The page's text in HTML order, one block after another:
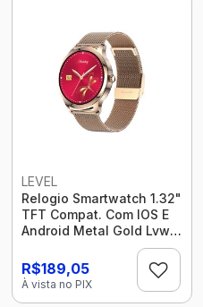
LEVEL
Relogio Smartwatch 1.32"
TFT Compat. Com IOS E
Android Metal Gold Lvw-
R$189,05
À vista no PIX